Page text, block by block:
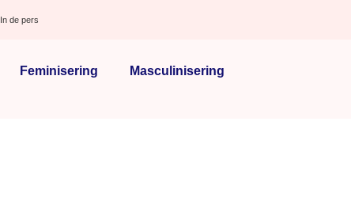
In de pers
Feminisering Masculinisering